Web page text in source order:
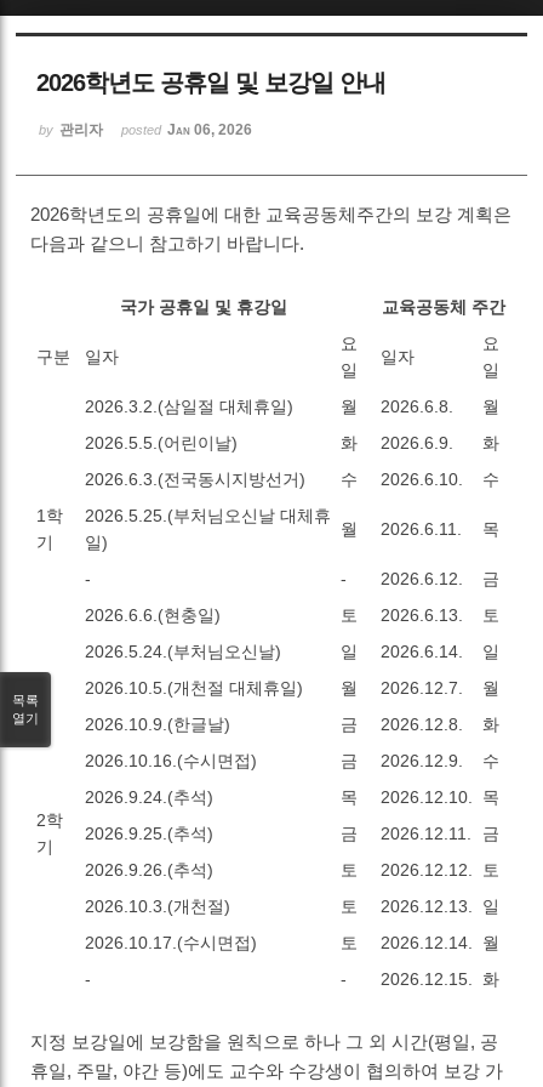
2026학년도 공휴일 및 보강일 안내
by 관리자 posted Jan 06, 2026
2026학년도의 공휴일에 대한 교육공동체주간의 보강 계획은
다음과 같으니 참고하기 바랍니다.
국가 공휴일 및 휴강일 교육공동체 주간
구분 일자
요
일
일자
요
일
1학
기
2026.3.2.(삼일절 대체휴일) 월 2026.6.8.
월
2026.5.5.(어린이날)
화 2026.6.9.
화
2026.6.3.(전국동시지방선거)
수 2026.6.10.
수
2026.5.25.(부처님오신날 대체휴
일)
월 2026.6.11. 목
- - 2026.6.12.
금
2026.6.6.(현충일)
토 2026.6.13.
토
2026.5.24.(부처님오신날)
일 2026.6.14. 일
2학
기
2026.10.5.(개천절 대체휴일) 월 2026.12.7.
월
2026.10.9.(한글날)
금 2026.12.8.
화
2026.10.16.(수시면접)
금 2026.12.9.
수
2026.9.24.(추석)
목 2026.12.10.
목
2026.9.25.(추석)
금 2026.12.11.
금
2026.9.26.(추석)
토 2026.12.12.
토
2026.10.3.(개천절)
토 2026.12.13.
일
2026.10.17.(수시면접)
토 2026.12.14.
월
-
- 2026.12.15. 화
지정 보강일에 보강함을 원칙으로 하나 그 외 시간(평일, 공
휴일, 주말, 야간 등)에도 교수와 수강생이 협의하여 보강 가
목록
열기
Sketchbook5, 스케치북5
Sketchbook5, 스케치북5